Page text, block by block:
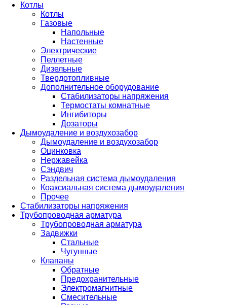
Котлы
Котлы
Газовые
Напольные
Настенные
Электрические
Пеллетные
Дизельные
Твердотопливные
Дополнительное оборудование
Стабилизаторы напряжения
Термостаты комнатные
Ингибиторы
Дозаторы
Дымоудаление и воздухозабор
Дымоудаление и воздухозабор
Оцинковка
Нержавейка
Сэндвич
Раздельная система дымоудаления
Коаксиальная система дымоудаления
Прочее
Стабилизаторы напряжения
Трубопроводная арматура
Трубопроводная арматура
Задвижки
Стальные
Чугунные
Клапаны
Обратные
Предохранительные
Электромагнитные
Смесительные